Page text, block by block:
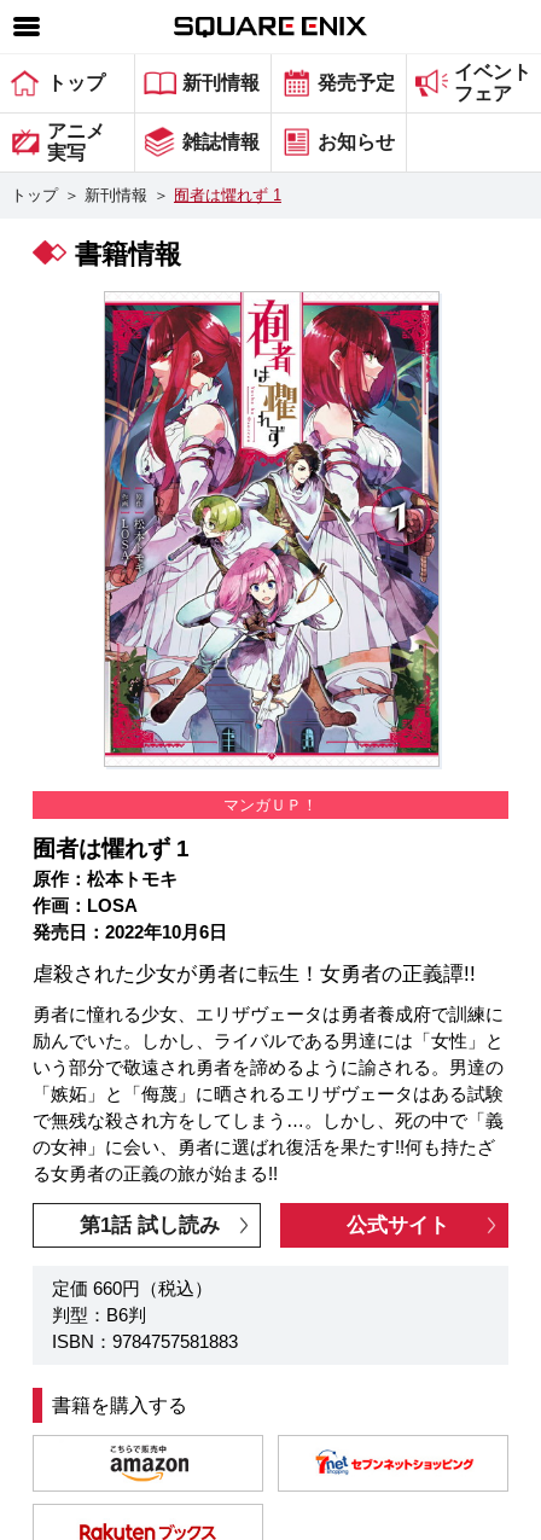
SQUARE ENIX 公式サイトメニュー
ゲーム
マガジン＆ブックス
グッズ
会社情報 採用情報
スクウェア・エニックス サイト内検索
トップ 新刊情報 発売予定
イベント
フェア
アニメ
実写
雑誌情報 お知らせ
トップ ＞ 新刊情報 ＞ 囿者は懼れず 1
書籍情報
マンガＵＰ！
囿者は懼れず 1
原作：松本トモキ
作画：LOSA
発売日：2022年10月6日
虐殺された少女が勇者に転生！女勇者の正義譚!!
勇者に憧れる少女、エリザヴェータは勇者養成府で訓練に
励んでいた。しかし、ライバルである男達には「女性」と
いう部分で敬遠され勇者を諦めるように諭される。男達の
「嫉妬」と「侮蔑」に晒されるエリザヴェータはある試験
で無残な殺され方をしてしまう…。しかし、死の中で「義
の女神」に会い、勇者に選ばれ復活を果たす!!何も持たざ
る女勇者の正義の旅が始まる!!
第1話 試し読み 公式サイト
定価 660円（税込）
判型：B6判
ISBN：9784757581883
書籍を購入する